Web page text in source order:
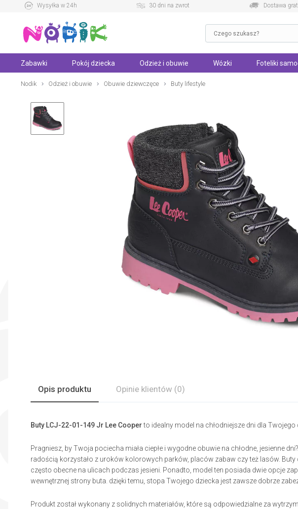
Wysyłka w 24h 30 dni na zwrot Dostawa
Zabawki Pokój dziecka Odzież i obuwie Wózki Foteliki
Nodik Odzież i obuwie Obuwie dziewczęce Buty lifestyle
Opis produktu Opinie klientów (0)
Buty LCJ-22-01-149 Jr Lee Cooperto idealny model na chłodniejsze dni dla Twojego
Pragniesz, by Twoja pociecha miała ciepłe i wygodne obuwie na chłodne, jesienne
radością korzystało z uroków kolorowych parków, placów zabaw czy też lasów.
często obecne na ulicach podczas jesieni. Ponadto, model ten posiada dwie opcje
wewnętrznej strony buta. dzięki temu, stopa Twojego dziecka jest zawsze dobrze
Produkt został wykonany z solidnych materiałów, które są odpowiedzialne za